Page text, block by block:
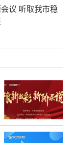
议 听取我市稳